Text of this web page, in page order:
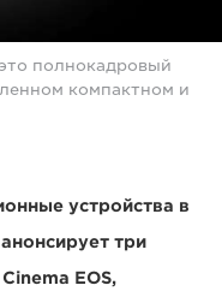
полнокадровый
компактном и
устройства в
три
EOS,